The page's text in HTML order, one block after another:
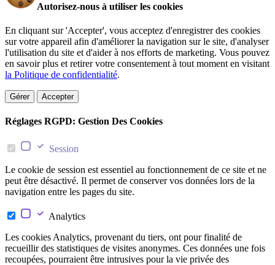
Autorisez-nous à utiliser les cookies
En cliquant sur 'Accepter', vous acceptez d'enregistrer des cookies
sur votre appareil afin d'améliorer la navigation sur le site, d'analyser
l'utilisation du site et d'aider à nos efforts de marketing. Vous pouvez
en savoir plus et retirer votre consentement à tout moment en visitant
la Politique de confidentialité.
Gérer Accepter
Réglages RGPD: Gestion Des Cookies
Session
Le cookie de session est essentiel au fonctionnement de ce site et ne
peut être désactivé. Il permet de conserver vos données lors de la
navigation entre les pages du site.
Analytics
Les cookies Analytics, provenant du tiers, ont pour finalité de
recueillir des statistiques de visites anonymes. Ces données une fois
recoupées, pourraient être intrusives pour la vie privée des